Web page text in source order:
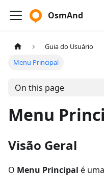
OsmAnd
Guia do Usuário
Menu Principal
On this page
Menu
Visão Geral
O Menu Principal é